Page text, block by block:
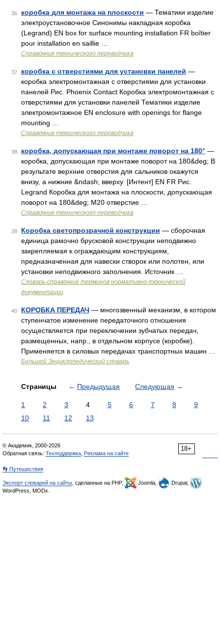
36 коробка для монтажа на плоскости — Тематики изделие
электроустановочное Синонимы накладная коробка
(Legrand) EN box for surface mounting installation FR boîtier
pour installation en saillie …
Справочник технического переводчика
37 коробка с отверстиями для установки панелей —
коробка электромонтажная с отверстиями для установки
панелей Рис. Phoenix Contact Коробка электромонтажная с
отверстиями для установки панелей Тематики изделие
электромонтажное EN enclosure with openings for flange
mounting …
Справочник технического переводчика
38 коробка, допускающая при монтаже поворот на 180° —
коробка, допускающая при монтаже поворот на 180&deg; В
результате верхние отверстия для сальников окажутся
внизу, а нижние &ndash; вверху. [Интент] EN FR Рис.
Legrand Коробка для монтажа на плоскости, допускающая
поворот на 180&deg; М20 отверстие …
Справочник технического переводчика
39 Коробка светопрозрачной конструкции — сборочная
единица рамочно брусковой конструкции неподвижно
закрепляемая к ограждающим конструкциям,
предназначенная для навески створок или полотен, или
установки неподвижного заполнения. Источник …
Словарь-справочник терминов нормативно-технической
документации
40 КОРОБКА ПЕРЕДАЧ — многозвенный механизм, в котором
ступенчатое изменение передаточного отношения
осуществляется при переключении зубчатых передач,
размещенных, напр., в отдельном корпусе (коробке).
Применяется в силовых передачах транспортных машин …
Большой Энциклопедический словарь
Страницы ← Предыдущая Следующая →
1 2 3 4 5 6 7 8
9
10
11 12 13
18+
© Академик, 2000-2026
Обратная связь: Техподдержка Реклама на сайте
👣 Путешествия
Экспорт словарей на сайты , сделанные на PHP, Joomla,
Drupal,
WordPress, MODx.